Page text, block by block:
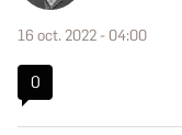
16 oct. 2022 - 04:00
0